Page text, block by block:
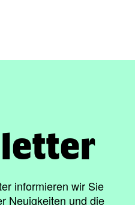
informieren wir Sie
Neuigkeiten und die